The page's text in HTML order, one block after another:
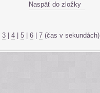
Naspäť do zložky
3 4 5 6 7 (čas v sekundách)